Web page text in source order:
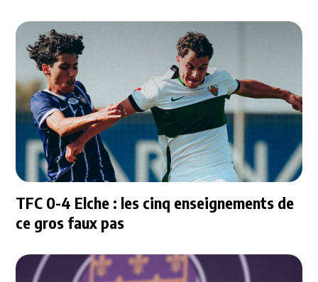
TFC 0-4 Elche : les cinq enseignements de
ce gros faux pas